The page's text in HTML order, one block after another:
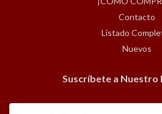
Contacto
Listado
Nuevos
Suscríbete a